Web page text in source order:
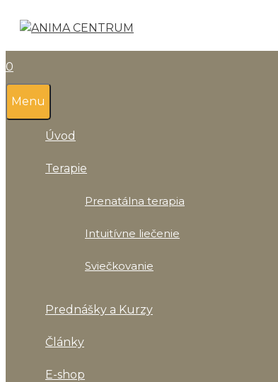
0
Menu
Úvod
Terapie
Prenatálna terapia
Intuitívne liečenie
Sviečkovanie
Prednášky a Kurzy
Články
E-shop